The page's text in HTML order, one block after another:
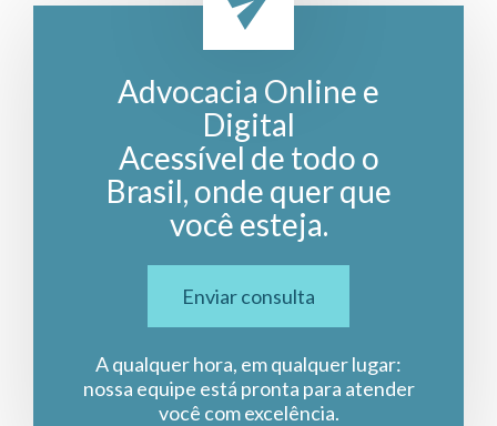
Advocacia Online e
Digital
Acessível de todo o
Brasil, onde quer que
você esteja.
Enviar consulta
A qualquer hora, em qualquer lugar:
nossa equipe está pronta para atender
você com excelência.